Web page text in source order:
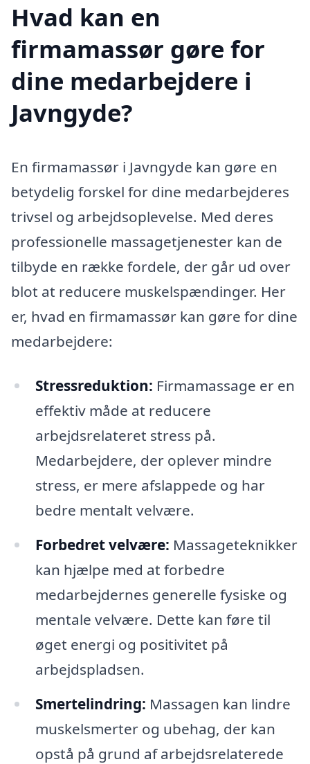
Hvad kan en
firmamassør gøre for
dine medarbejdere i
Javngyde?
En firmamassør i Javngyde kan gøre en
betydelig forskel for dine medarbejderes
trivsel og arbejdsoplevelse. Med deres
professionelle massagetjenester kan de
tilbyde en række fordele, der går ud over
blot at reducere muskelspændinger. Her
er, hvad en firmamassør kan gøre for dine
medarbejdere:
Stressreduktion: Firmamassage er en
effektiv måde at reducere
arbejdsrelateret stress på.
Medarbejdere, der oplever mindre
stress, er mere afslappede og har
bedre mentalt velvære.
Forbedret velvære: Massageteknikker
kan hjælpe med at forbedre
medarbejdernes generelle fysiske og
mentale velvære. Dette kan føre til
øget energi og positivitet på
arbejdspladsen.
Smertelindring: Massagen kan lindre
muskelsmerter og ubehag, der kan
opstå på grund af arbejdsrelaterede